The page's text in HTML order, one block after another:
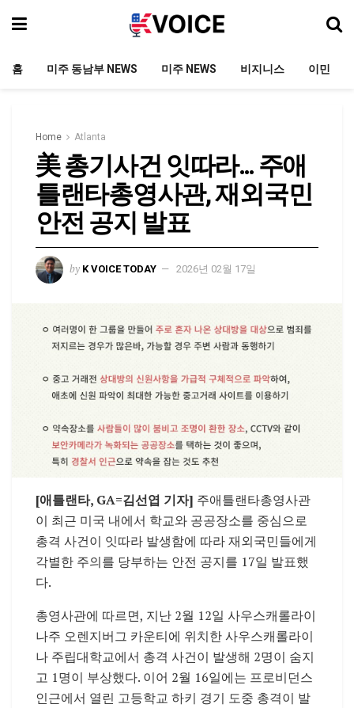
홈 미주 동남부 NEWS 미주 NEWS 비지니스 이민
Home Atlanta
美 총기사건 잇따라… 주애
틀랜타총영사관, 재외국민
안전 공지 발표
by K VOICE TODAY 2026년 02월 17일
[애틀랜타, GA=김선엽 기자] 주애틀랜타총영사관
이 최근 미국 내에서 학교와 공공장소를 중심으로
총격 사건이 잇따라 발생함에 따라 재외국민들에게
각별한 주의를 당부하는 안전 공지를 17일 발표했
다.
총영사관에 따르면, 지난 2월 12일 사우스캐롤라이
나주 오렌지버그 카운티에 위치한사우스캐롤라이
나 주립대학교에서 총격 사건이 발생해 2명이 숨지
고 1명이 부상했다. 이어 2월 16일에는 프로비던스
인근에서 열린 고등학교 하키 경기 도중 총격이 발